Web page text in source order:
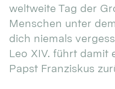
weltweite Tag der
Menschen unter
dich niemals
Leo XIV. führt damit
Papst Franziskus